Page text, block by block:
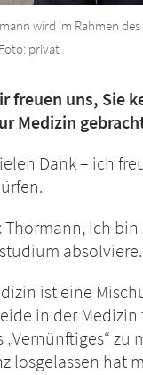
wird im Rahmen
privat
freuen uns, Sie
Medizin
Dank – ich
Thormann, ich
absolviere.
ist eine
in der
„Vernünftiges“
losgelassen hat